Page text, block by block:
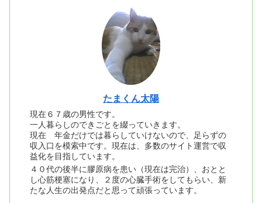
たまくん太陽
現在６７歳の男性です。
一人暮らしのできごとを綴っていきます。
現在 年金だけでは暮らしていけないので、足らずの
収入口を模索中です。現在は、多数のサイト運営で収
益化を目指しています。
４０代の後半に膠原病を患い（現在は完治）、おとと
し心筋梗塞になり、２度の心臓手術をしてもらい、新
たな人生の出発点だと思って頑張っています。